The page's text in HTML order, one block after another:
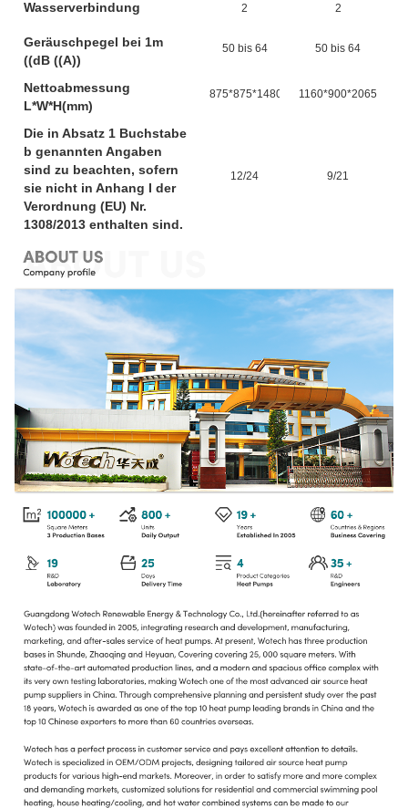
Wasserverbindung 2 2
Geräuschpegel bei 1m
((dB ((A))
50 bis 64 50 bis 64
Nettoabmessung
L*W*H(mm)
875*875*1480 1160*900*2065
Die in Absatz 1 Buchstabe
b genannten Angaben
sind zu beachten, sofern
sie nicht in Anhang I der
Verordnung (EU) Nr.
1308/2013 enthalten sind.
12/24 9/21